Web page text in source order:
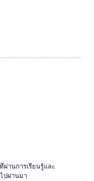
ผ่านการเรียนรู้และ
ปผ่านมา